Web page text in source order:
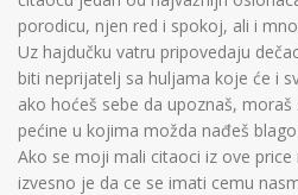
porodicu, njen red i spokoj, ali i
Uz hajdučku vatru pripovedaju
biti neprijatelj sa huljama koje će i
ako hoćeš sebe da upoznaš,
pećine u kojima možda nađeš
Ako se moji mali citaoci iz ove
izvesno je da ce se imati cemu